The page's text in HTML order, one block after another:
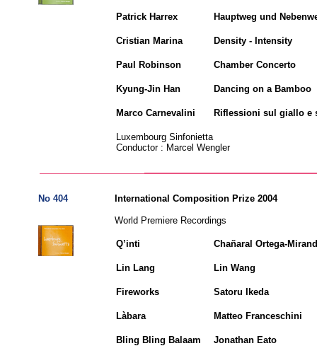
Patrick Harrex Hauptweg und
Cristian Marina Density - Intensity
Paul Robinson Chamber Concerto
Kyung-Jin Han Dancing on a Bamboo
Marco Carnevalini Riflessioni sul giallo e
Luxembourg Sinfonietta
Conductor : Marcel Wengler
No 404 International Composition Prize 2004
World Premiere Recordings
Q’inti Chañaral Ortega-
Lin Lang Lin
Fireworks Satoru
Làbara Matteo
Bling Bling Balaam Jonathan